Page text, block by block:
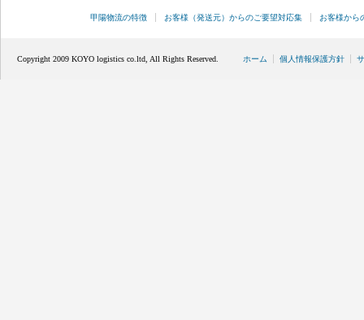
甲陽物流の特徴 お客様（発送元）からのご要望対応集 お客様から
Copyright 2009 KOYO logistics co.ltd, All Rights Reserved. ホーム 個人情報保護方針